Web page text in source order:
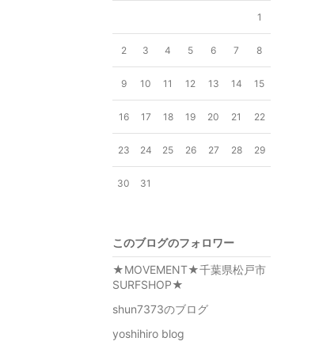
1
2 3 4 5 6 7 8
9 10 11 12 13 14 15
16 17 18 19 20 21 22
23 24 25 26 27 28 29
30 31
このブログのフォロワー
★MOVEMENT★千葉県松戸市
SURFSHOP★
shun7373のブログ
yoshihiro blog